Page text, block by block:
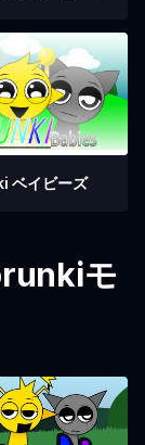
ベイビーズ
モ